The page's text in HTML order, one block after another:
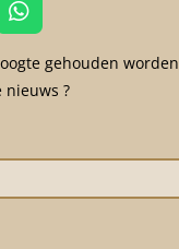
W
h
a
t
p
gehouden worden
nieuws ?